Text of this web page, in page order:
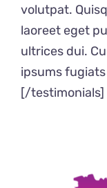
volutpat.
laoreet eget
ultrices dui.
ipsums
[/testimonials]